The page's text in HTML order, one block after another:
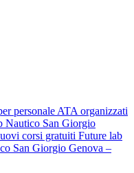
personale ATA organizzati
Nautico San Giorgio
corsi gratuiti Future lab
San Giorgio Genova –